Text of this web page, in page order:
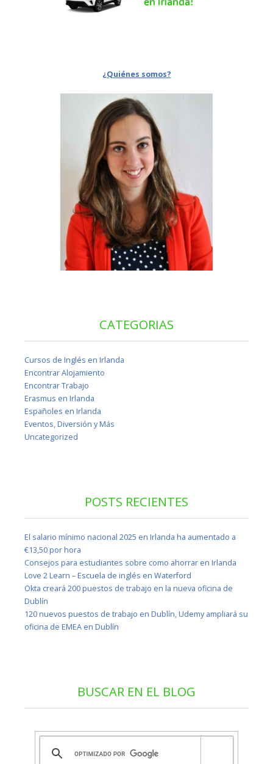
¿Quiénes somos?
CATEGORIAS
Cursos de Inglés en Irlanda
Encontrar Alojamiento
Encontrar Trabajo
Erasmus en Irlanda
Españoles en Irlanda
Eventos, Diversión y Más
Uncategorized
POSTS RECIENTES
El salario mínimo nacional 2025 en Irlanda ha aumentado a
€13,50 por hora
Consejos para estudiantes sobre como ahorrar en Irlanda
Love 2 Learn – Escuela de inglés en Waterford
Okta creará 200 puestos de trabajo en la nueva oficina de
Dublín
120 nuevos puestos de trabajo en Dublín, Udemy ampliará su
oficina de EMEA en Dublín
BUSCAR EN EL BLOG